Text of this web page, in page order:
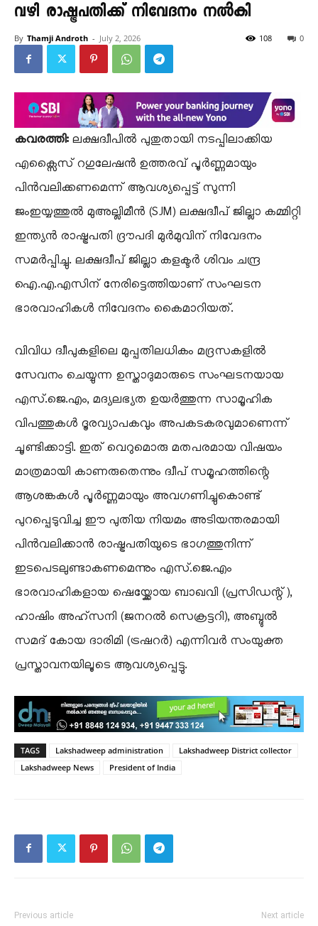
വഴി രാഷ്ട്രപതിക്ക് നിവേദനം നൽകി
By Thamji Androth - July 2, 2026 0
108
കവരത്തി:ലക്ഷദ്വീപിൽ പുതുതായി നടപ്പിലാക്കിയ
എക്സൈസ് റഗുലേഷൻ ഉത്തരവ് പൂർണ്ണമായും
പിൻവലിക്കണമെന്ന് ആവശ്യപ്പെട്ട് സുന്നി
ജംഇയ്യത്തുൽ മുഅല്ലിമീൻ (SJM) ലക്ഷദ്വീപ് ജില്ലാ കമ്മിറ്റി
ഇന്ത്യൻ രാഷ്ട്രപതി ദ്രൗപദി മുർമുവിന് നിവേദനം
സമർപ്പിച്ചു. ലക്ഷദ്വീപ് ജില്ലാ കളക്ടർ ശിവം ചന്ദ്ര
ഐ.എ.എസിന് നേരിട്ടെത്തിയാണ് സംഘടന
ഭാരവാഹികൾ നിവേദനം കൈമാറിയത്.
വിവിധ ദ്വീപുകളിലെ മുപ്പതിലധികം മദ്രസകളിൽ
സേവനം ചെയ്യുന്ന ഉസ്താദുമാരുടെ സംഘടനയായ
എസ്.ജെ.എം, മദ്യലഭ്യത ഉയർത്തുന്ന സാമൂഹിക
വിപത്തുകൾ ദൂരവ്യാപകവും അപകടകരവുമാണെന്ന്
ചൂണ്ടിക്കാട്ടി. ഇത് വെറുമൊരു മതപരമായ വിഷയം
മാത്രമായി കാണരുതെന്നും ദ്വീപ് സമൂഹത്തിന്റെ
ആശങ്കകൾ പൂർണ്ണമായും അവഗണിച്ചുകൊണ്ട്
പുറപ്പെടുവിച്ച ഈ പുതിയ നിയമം അടിയന്തരമായി
പിൻവലിക്കാൻ രാഷ്ട്രപതിയുടെ ഭാഗത്തുനിന്ന്
ഇടപെടലുണ്ടാകണമെന്നും എസ്.ജെ.എം
ഭാരവാഹികളായ ഷെയ്ക്കോയ ബാഖവി (പ്രസിഡന്റ്),
ഹാഷിം അഹ്സനി (ജനറൽ സെക്രട്ടറി), അബ്ദുൽ
സമദ് കോയ ദാരിമി (ട്രഷറർ) എന്നിവർ സംയുക്ത
പ്രസ്താവനയിലൂടെ ആവശ്യപ്പെട്ടു.
TAGS Lakshadweep administration
Lakshadweep District collector
Lakshadweep News
President of India
Previous article Next article